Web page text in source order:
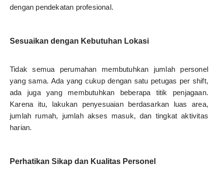
dengan pendekatan profesional.
Sesuaikan dengan Kebutuhan Lokasi
Tidak semua perumahan membutuhkan jumlah personel
yang sama. Ada yang cukup dengan satu petugas per shift,
ada juga yang membutuhkan beberapa titik penjagaan.
Karena itu, lakukan penyesuaian berdasarkan luas area,
jumlah rumah, jumlah akses masuk, dan tingkat aktivitas
harian.
Perhatikan Sikap dan Kualitas Personel